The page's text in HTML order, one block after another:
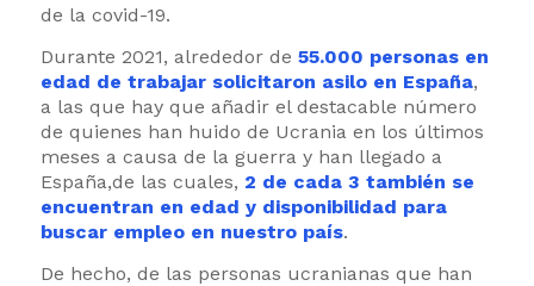
de la covid-19.
Durante 2021, alrededor de 55.000 personas en
edad de trabajar solicitaron asilo en España,
a las que hay que añadir el destacable número
de quienes han huido de Ucrania en los últimos
meses a causa de la guerra y han llegado a
España,de las cuales, 2 de cada 3 también se
encuentran en edad y disponibilidad para
buscar empleo en nuestro país.
De hecho, de las personas ucranianas que han